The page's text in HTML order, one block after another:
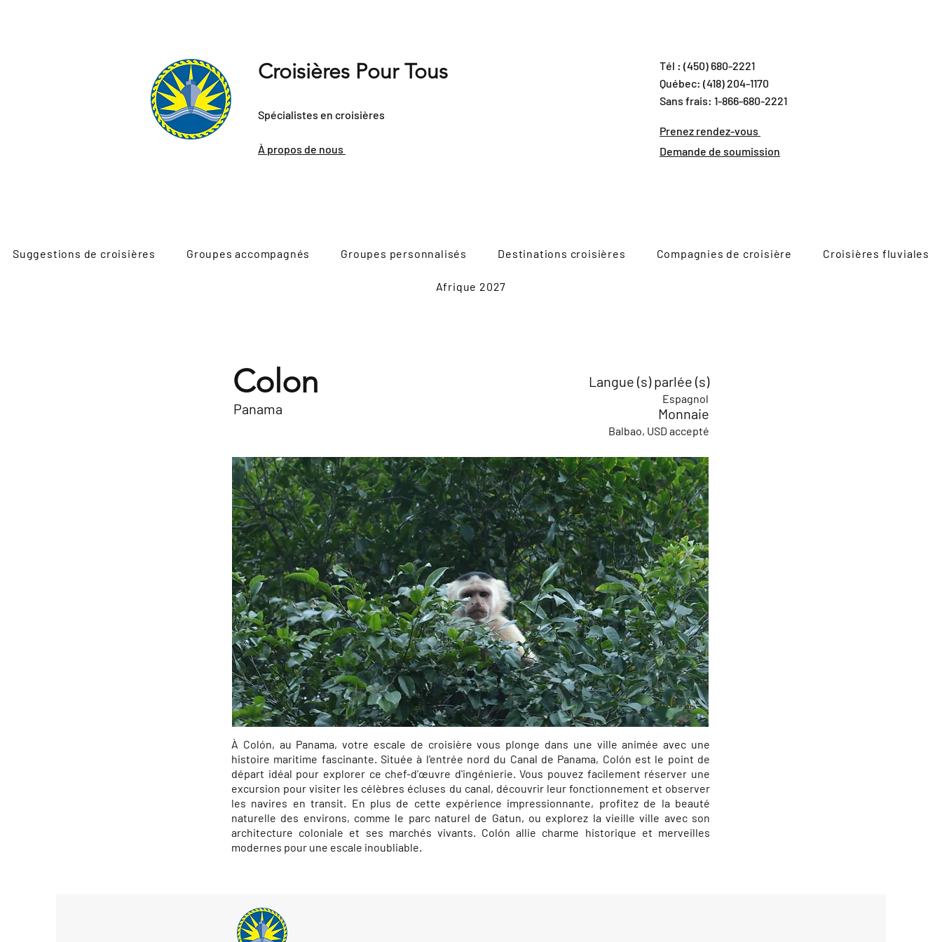
Croisières Pour Tous
Spécialistes en croisières
À propos de nous
Tél : (450) 680-2221
Québec: (418) 204-1170
Sans frais: 1-866-680-2221
Prenez rendez-vous
Demande de soumission
Suggestions de croisières Groupes accompagnés Groupes personnalisés Destinations croisières Compagnies de croisière Croisières fluviales
Afrique 2027
Colon
Panama
Langue (s) parlée (s)
Espagnol
Monnaie
Balbao, USD accepté
À Colón, au Panama, votre escale de croisière vous plonge dans une ville animée avec une
histoire maritime fascinante. Située à l'entrée nord du Canal de Panama, Colón est le point de
départ idéal pour explorer ce chef-d'œuvre d'ingénierie. Vous pouvez facilement réserver une
excursion pour visiter les célèbres écluses du canal, découvrir leur fonctionnement et observer
les navires en transit. En plus de cette expérience impressionnante, profitez de la beauté
naturelle des environs, comme le parc naturel de Gatun, ou explorez la vieille ville avec son
architecture coloniale et ses marchés vivants. Colón allie charme historique et merveilles
modernes pour une escale inoubliable.